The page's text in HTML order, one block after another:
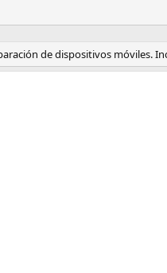
de dispositivos móviles.